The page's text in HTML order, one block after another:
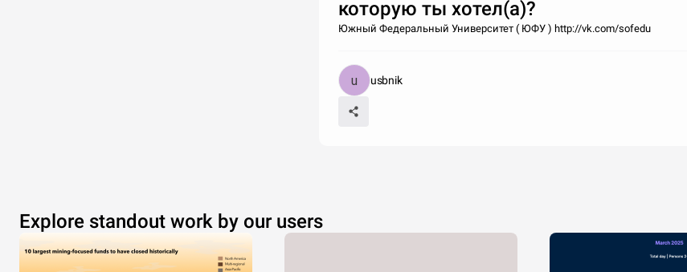
которую ты хотел(а)?
Южный Федеральный Университет ( ЮФУ ) http://vk.com/sofedu
usbnik
Explore standout work by our users